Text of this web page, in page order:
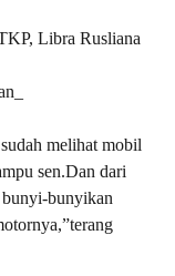
Libra Rusliana
melihat mobil
sen.Dan dari
bunyikan